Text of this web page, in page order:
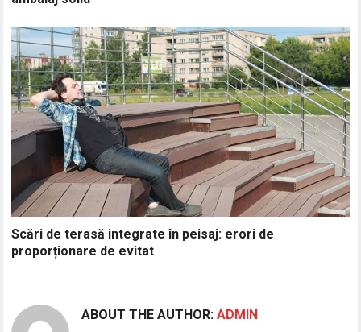
Scări de terasă integrate în peisaj: erori de
proporționare de evitat
ABOUT THE AUTHOR:ADMIN